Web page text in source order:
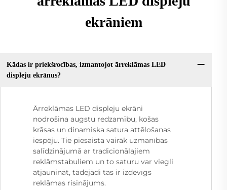
ekrāniem
Kādas ir priekšrocības, izmantojot ārreklāmas LED
displeju ekrānus?
Ārreklāmas LED displeju ekrāni
nodrošina augstu redzamību, košas
krāsas un dinamiska satura attēlošanas
iespēju. Tie piesaista vairāk uzmanības
salīdzinājumā ar tradicionālajiem
reklāmstabuliem un to saturu var viegli
atjaunināt, tādējādi tas ir izdevīgs
reklāmas risinājums.